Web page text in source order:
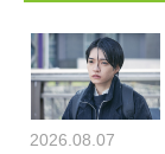
2026.08.07